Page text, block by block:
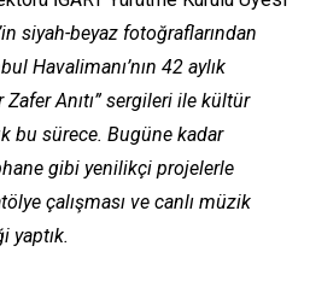
siyah-beyaz fotoğraflarından
Havalimanı’nın 42 aylık
Zafer Anıtı” sergileri ile kültür
bu sürece. Bugüne kadar
gibi yenilikçi projelerle
çalışması ve canlı müzik
yaptık.